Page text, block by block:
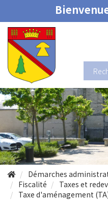
Démarches
Fiscalité
Taxes et
Taxe d'aménagement